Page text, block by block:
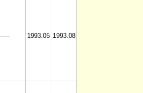
1993.05 1993.08